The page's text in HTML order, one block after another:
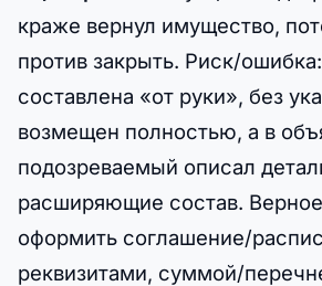
краже вернул имущество,
против закрыть. Риск/
составлена «от руки», без
возмещен полностью, а в
подозреваемый описал
расширяющие состав.
оформить соглашение/
реквизитами, суммой/